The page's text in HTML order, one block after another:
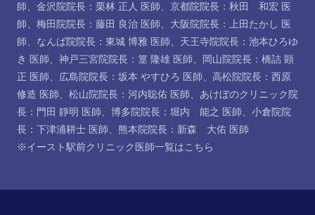
師、 金沢院院長：栗林 正人 医師、 京都院院長：秋田 和宏 医
師、 梅田院院長：藤田 良治 医師、 大阪院院長：上田たかし 医
師、 なんば院院長：東城 博雅 医師、 天王寺院院長：池本ひろゆ
き 医師、 神戸三宮院院長：篁 隆雄 医師、
岡山院院長：橋詰 顕
正 医師、 広島院院長：坂本 やすひろ 医師、 高松院院長：西原
修造 医師、 松山院院長：河内聡佑 医師、 あけぼのクリニック院
長：門田 靜明 医師、 博多院院長：堀内 能之 医師、 小倉院院
長：下津浦耕士 医師、 熊本院院長：新森 大佑 医師
※イースト駅前クリニック医師一覧はこちら